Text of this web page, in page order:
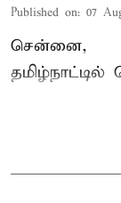
Published on: 07
சென்னை,
தமிழ்நாட்டில்